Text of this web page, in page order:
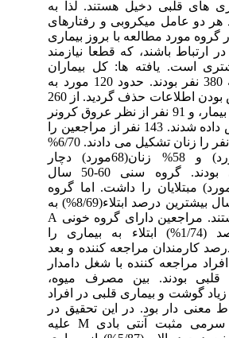
های قلبی دخیل هستند. لذا به
دو عامل میکروبی و رفتارهای
گروه مورد مطالعه با بروز بیماری
ارتباط باشند، که قطعا نیازمند
است. یافته ها: کل بیماران
مورد مطالعه 380 نفر بودند. حدود 120 مورد به
علت مخدوش بودن اطلاعات حذف گردید. از 260
مورد 169 نفر بیمار، و 91 نفر از نظر عروق کرونر
سالم تشخیص داده شدند. 143 نفر از مراجعین را
مردان و 117 نفر را زنان تشکیل می دادند. 6/70%
مردان(101مورد) و 58% زنان(68مورد) دچار
بیماری قلبی بودند. گروه سنی 60-50 سال
مورد) مبتلایان را داشت. اما گروه
سنی 50-40 سال بیشترین درصد ابتلاء(8/69%) به
بیماری را داشتند. مراجعین دارای گروه خونی A
بیشترین درصد (1/74%) ابتلاء به بیماری را
100 درصد کارمندان مراجعه کننده و بعد
75% افراد مراجعه کننده با شغل دامدار
قلبی بودند. بین مصرف میوه،
گوشت و بیماری قلبی در افراد
معنی دار بود. در این تحقیق در
افراد با تیتر سرمی مثبت آنتی بادی M علیه